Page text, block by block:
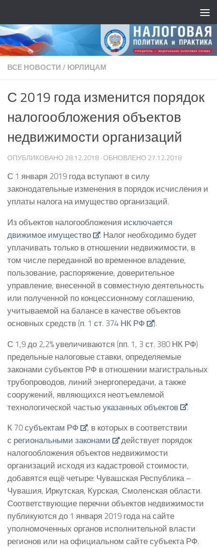
ВСЕ НОВОСТИ/ ЮРЛИЦАМ
С 2019 года изменится порядок
налогообложения объектов
недвижимости организаций
ОПУБЛИКОВАНО 28.12.2018· ОБНОВЛЕНО 27.12.2018
С 1 января 2019 года вступают в силу
законодательные изменения в порядок исчисления и
уплаты налога на имущество организаций.
Из объектов налогообложения исключается
движимое имущество
. Налог необходимо будет
уплачивать только в отношении недвижимости, в
том числе переданной во временное владение,
пользование, распоряжение, доверительное
управление, внесенной в совместную деятельность
или полученной по концессионному соглашению,
учитываемой на балансе в качестве объектов
основных средств (п. 1 ст. 374 НК РФ
).
С 1,9 до 2,2% увеличиваются (пп. 1, 3 ст. 380 НК РФ)
предельные налоговые ставки, определяемые
законами субъектов РФ в отношении магистральных
трубопроводов, линий энергопередачи, а также
сооружений, являющихся неотъемлемой
технологической частью указанных объектов
.
К 70субъектам РФ
, в которых в соответствии
с региональными законами
действует порядок
налогообложения объектов недвижимости
организаций исходя из кадастровой стоимости,
добавятся ещё четыре: Чувашская Республика –
Чувашия, Иркутская, Курская, Смоленская области.
Соответствующие перечни объектов недвижимости
публикуются до 1 января 2019 года на сайте
уполномоченных органов исполнительной власти
регионов или на официальном сайте субъекта РФ.